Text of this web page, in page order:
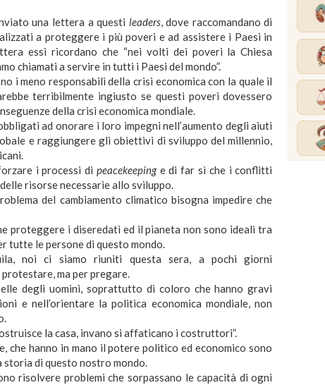
una lettera a questi leaders, dove raccomandano di
a proteggere i più poveri e ad assistere i Paesi in
essi ricordano che “nei volti dei poveri la Chiesa
chiamati a servire in tutti i Paesi del mondo”.
i meno responsabili della crisi economica con la quale il
terribilmente ingiusto se questi poveri dovessero
della crisi economica mondiale.
ad onorare i loro impegni nell’aumento degli aiuti
e raggiungere gli obiettivi di sviluppo del millennio,
i processi di peacekeepinge di far sì che i conflitti
risorse necessarie allo sviluppo.
del cambiamento climatico bisogna impedire che
proteggere i diseredati ed il pianeta non sono ideali tra
tutte le persone di questo mondo.
noi ci siamo riuniti questa sera, a pochi giorni
ma per pregare.
degli uomini, soprattutto di coloro che hanno gravi
e nell’orientare la politica economica mondiale, non
la casa, invano si affaticano i costruttori”.
che hanno in mano il potere politico ed economico sono
di questo nostro mondo.
risolvere problemi che sorpassano le capacità di ogni